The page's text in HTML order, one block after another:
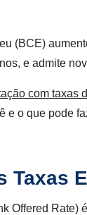
(BCE)
e admite
com taxas
e o que pode
Taxas
Offered Rate)